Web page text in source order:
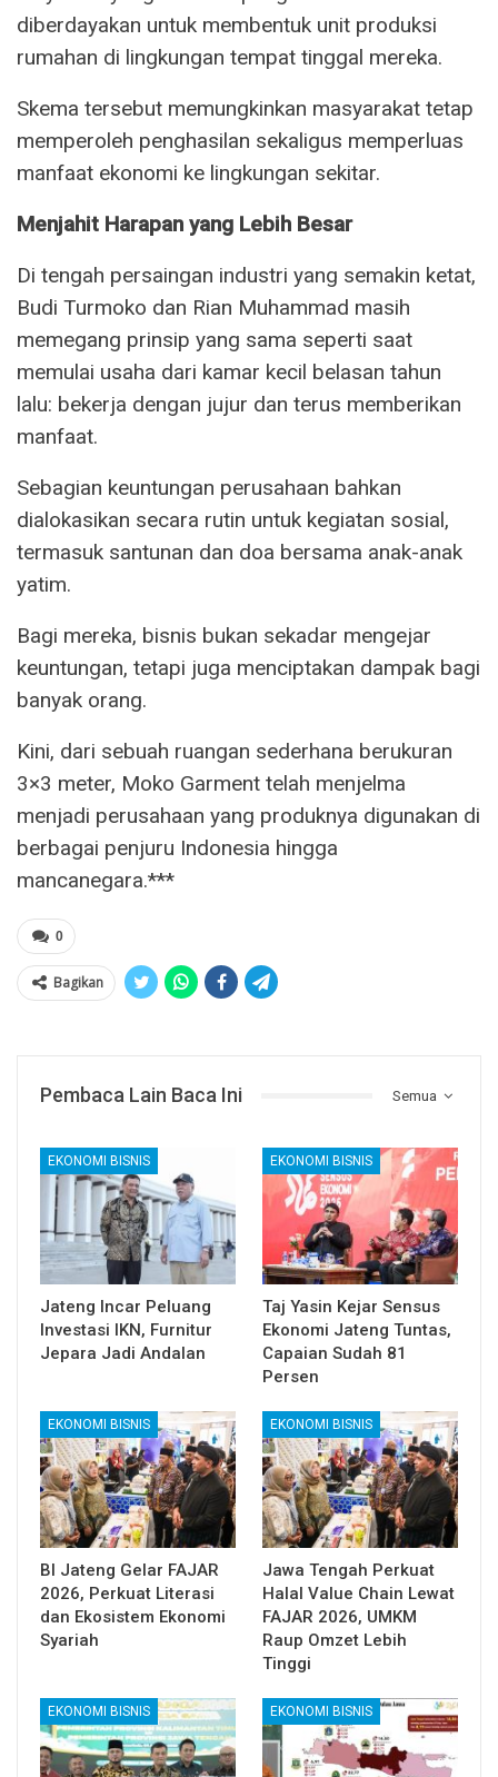
diberdayakan untuk membentuk unit produksi
rumahan di lingkungan tempat tinggal mereka.
Skema tersebut memungkinkan masyarakat tetap
memperoleh penghasilan sekaligus memperluas
manfaat ekonomi ke lingkungan sekitar.
Menjahit Harapan yang Lebih Besar
Di tengah persaingan industri yang semakin ketat,
Budi Turmoko dan Rian Muhammad masih
memegang prinsip yang sama seperti saat
memulai usaha dari kamar kecil belasan tahun
lalu: bekerja dengan jujur dan terus memberikan
manfaat.
Sebagian keuntungan perusahaan bahkan
dialokasikan secara rutin untuk kegiatan sosial,
termasuk santunan dan doa bersama anak-anak
yatim.
Bagi mereka, bisnis bukan sekadar mengejar
keuntungan, tetapi juga menciptakan dampak bagi
banyak orang.
Kini, dari sebuah ruangan sederhana berukuran
3×3 meter, Moko Garment telah menjelma
menjadi perusahaan yang produknya digunakan di
berbagai penjuru Indonesia hingga
mancanegara.***
0
Bagikan
Semua
Pembaca Lain Baca Ini
EKONOMI BISNIS
Jateng Incar Peluang
Investasi IKN, Furnitur
Jepara Jadi Andalan
EKONOMI BISNIS
Taj Yasin Kejar Sensus
Ekonomi Jateng Tuntas,
Capaian Sudah 81
Persen
EKONOMI BISNIS
BI Jateng Gelar FAJAR
2026, Perkuat Literasi
dan Ekosistem Ekonomi
Syariah
EKONOMI BISNIS
Jawa Tengah Perkuat
Halal Value Chain Lewat
FAJAR 2026, UMKM
Raup Omzet Lebih
Tinggi
EKONOMI BISNIS EKONOMI BISNIS